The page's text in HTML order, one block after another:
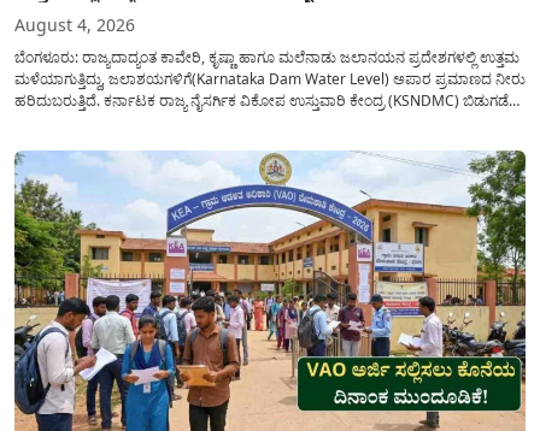
August 4, 2026
ಬೆಂಗಳೂರು: ರಾಜ್ಯದಾದ್ಯಂತ ಕಾವೇರಿ, ಕೃಷ್ಣಾ ಹಾಗೂ ಮಲೆನಾಡು ಜಲಾನಯನ ಪ್ರದೇಶಗಳಲ್ಲಿ ಉತ್ತಮ
ಮಳೆಯಾಗುತ್ತಿದ್ದು, ಜಲಾಶಯಗಳಿಗೆ(Karnataka Dam Water Level) ಅಪಾರ ಪ್ರಮಾಣದ ನೀರು
ಹರಿದುಬರುತ್ತಿದೆ. ಕರ್ನಾಟಕ ರಾಜ್ಯ ನೈಸರ್ಗಿಕ ವಿಕೋಪ ಉಸ್ತುವಾರಿ ಕೇಂದ್ರ (KSNDMC) ಬಿಡುಗಡೆ